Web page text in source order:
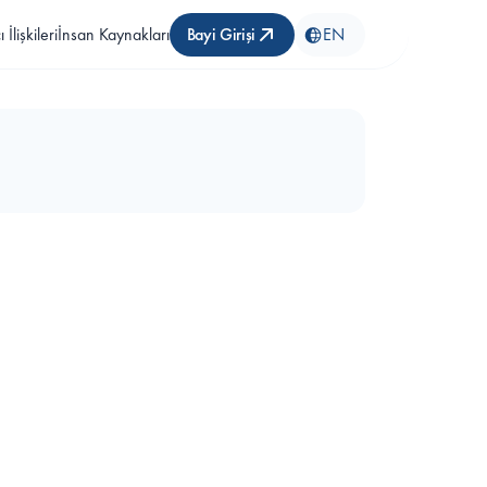
İlişkileriİnsan Kaynakları Bayi Girişi EN